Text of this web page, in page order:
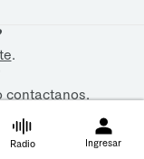
.
contactanos.
Radio Ingresar